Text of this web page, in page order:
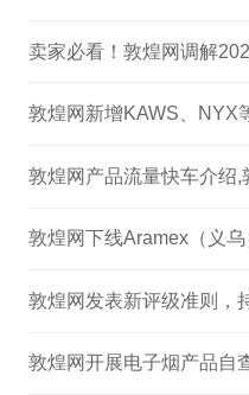
卖家必看！敦煌网调解
敦煌网新增KAWS、NYX
敦煌网下线Aramex（义
敦煌网发表新评级准则，